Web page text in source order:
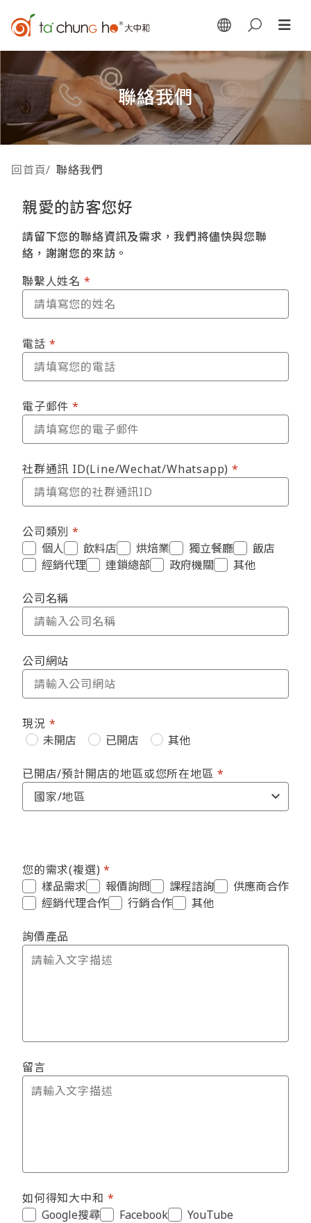
聯絡我們
回首頁/ 聯絡我們
親愛的訪客您好
請留下您的聯絡資訊及需求，我們將儘快與您聯
絡，謝謝您的來訪。
聯繫人姓名
電話
電子郵件
社群通訊 ID(Line/Wechat/Whatsapp)
公司類別
個人
飲料店 烘焙業 獨立餐廳
飯店
經銷代理
連鎖總部 政府機關 其他
公司名稱
公司網站
現況
未開店
已開店 其他
已開店/預計開店的地區或您所在地區
您的需求(複選)
樣品需求
報價詢問 課程諮詢
供應商合作
經銷代理合作
行銷合作 其他
詢價產品
留言
如何得知大中和
Google搜尋
Facebook
YouTube